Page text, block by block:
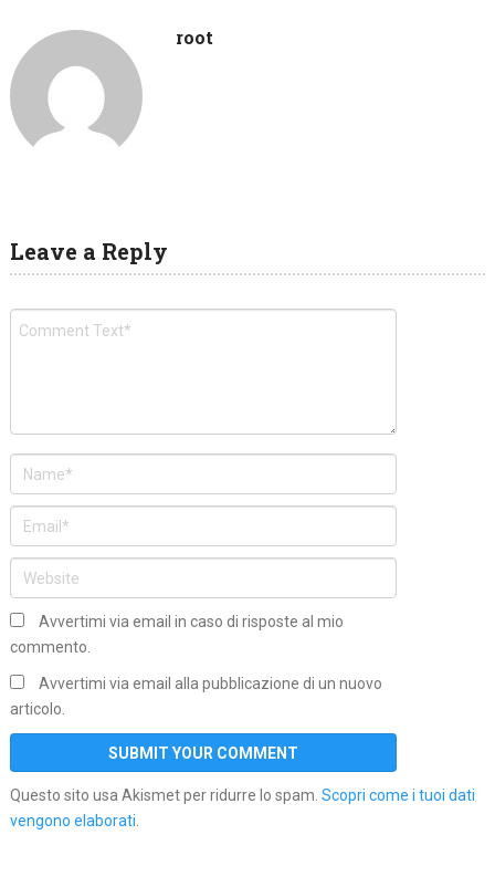
root
Leave a Reply
Avvertimi via email in caso di risposte al mio
commento.
Avvertimi via email alla pubblicazione di un nuovo
articolo.
Questo sito usa Akismet per ridurre lo spam. Scopri come i tuoi dati
vengono elaborati.